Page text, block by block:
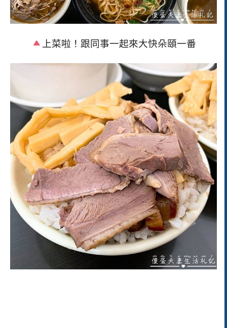
上菜啦！跟同事一起來大快朵頤一番